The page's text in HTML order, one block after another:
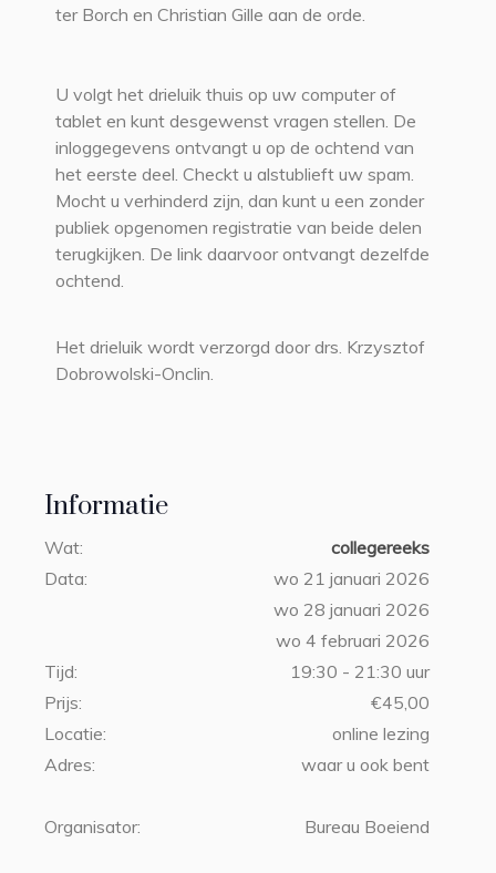
Informatie
Wat:
collegereeks
Data:
wo 21 januari 2026
wo 28 januari 2026
wo 4 februari 2026
Tijd:
19:30 - 21:30 uur
Prijs:
€45,00
Locatie:
online lezing
Adres:
waar u ook bent
Organisator: Bureau Boeiend
ter Borch en Christian Gille aan de orde.
U volgt het drieluik thuis op uw computer of
tablet en kunt desgewenst vragen stellen. De
inloggegevens ontvangt u op de ochtend van
het eerste deel. Checkt u alstublieft uw spam.
Mocht u verhinderd zijn, dan kunt u een zonder
publiek opgenomen registratie van beide delen
terugkijken. De link daarvoor ontvangt dezelfde
ochtend.
Het drieluik wordt verzorgd door drs. Krzysztof
Dobrowolski-Onclin.